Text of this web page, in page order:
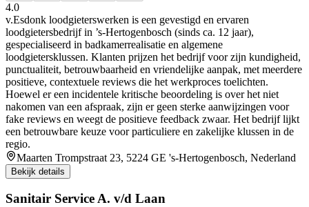
4.0
v.Esdonk loodgieterswerken is een gevestigd en ervaren
loodgietersbedrijf in ’s‑Hertogenbosch (sinds ca. 12 jaar),
gespecialiseerd in badkamerrealisatie en algemene
loodgietersklussen. Klanten prijzen het bedrijf voor zijn kundigheid,
punctualiteit, betrouwbaarheid en vriendelijke aanpak, met meerdere
positieve, contextuele reviews die het werkproces toelichten.
Hoewel er een incidentele kritische beoordeling is over het niet
nakomen van een afspraak, zijn er geen sterke aanwijzingen voor
fake reviews en weegt de positieve feedback zwaar. Het bedrijf lijkt
een betrouwbare keuze voor particuliere en zakelijke klussen in de
regio.
Maarten Trompstraat 23, 5224 GE 's-Hertogenbosch, Nederland
Bekijk details
Sanitair Service A. v/d Laan